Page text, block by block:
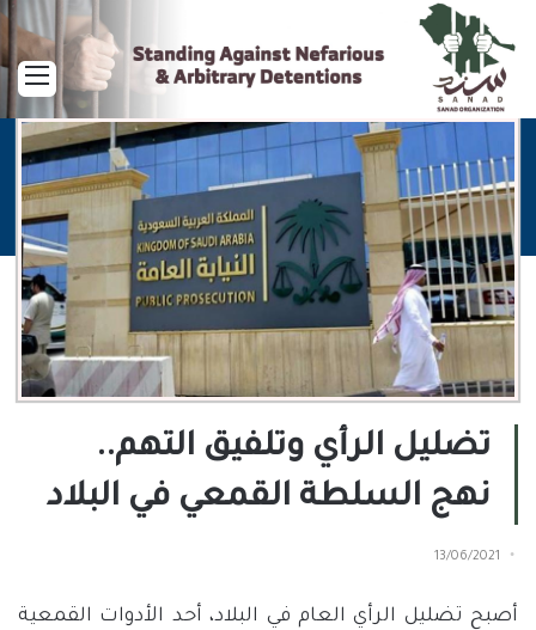
تضليل الرأي وتلفيق التهم..
نهج السلطة القمعي في البلاد
13/06/2021
أصبح تضليل الرأي العام في البلاد، أحد الأدوات القمعية